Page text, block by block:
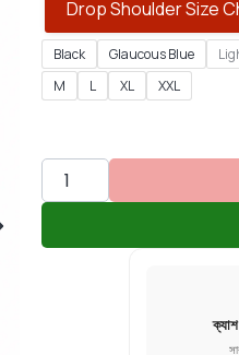
Drop Shoulder Size
Black Glaucous Blue
M
L XL XXL